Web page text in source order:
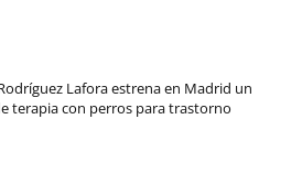
Lafora estrena en Madrid un
terapia con perros para trastorno